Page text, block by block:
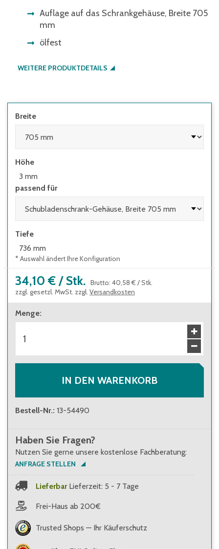
Auflage auf das Schrankgehäuse, Breite 705
mm
ölfest
WEITERE PRODUKTDETAILS
Breite
Höhe
3 mm
passend für
Tiefe
736 mm
* Auswahl ändert Ihre Konfiguration
34,10 € / Stk. Brutto: 40,58 € /Stk.
zzgl. gesetzl. MwSt. zzgl. Versandkosten
Menge:
IN DEN WARENKORB
Bestell-Nr.: 13-54490
Haben Sie Fragen?
Nutzen Sie gerne unsere kostenlose Fachberatung:
ANFRAGE STELLEN
Lieferbar Lieferzeit: 5 - 7 Tage
Frei-Haus ab 200€
Trusted Shops — Ihr Käuferschutz